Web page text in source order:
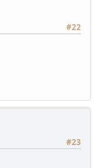
#22
#23